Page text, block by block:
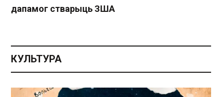
дапамог стварыць ЗША
КУЛЬТУРА